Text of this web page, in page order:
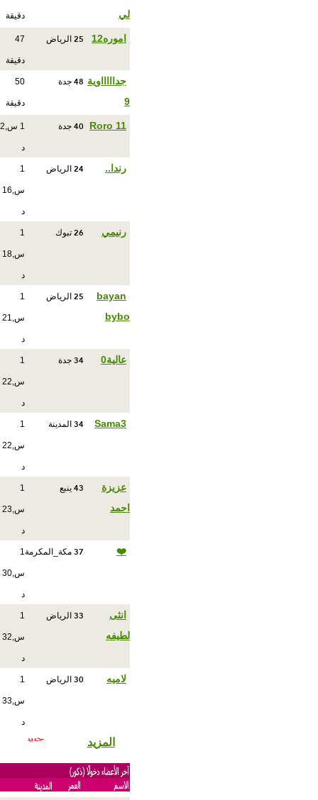
لي دقيقة
اموره12 25 الرياض 47
دقيقة
جداااااوية
9
48 جدة 50
دقيقة
Roro 11
40 جدة 1 س,2
د
رندا.. 24 الرياض 1
س,16
د
رنيمي 26 تبوك 1
س,18
د
bayan
bybo
25 الرياض 1
س,21
د
عالية0 34 جدة 1
س,22
د
Sama3
34 المدينة 1
س,22
د
عزيزة
احمد
43 ينبع 1
س,23
د
❤️
37 مكة_المكرمة1
س,30
د
انثى
لطيفه
33 الرياض 1
س,32
د
لاميه 30 الرياض 1
س,33
د
المزيد